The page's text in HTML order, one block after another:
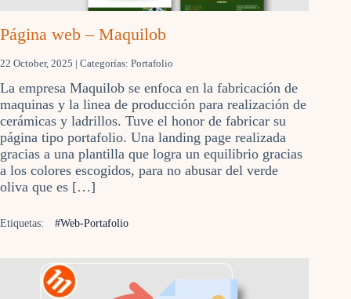
Página web – Maquilob
22 October, 2025 | Categorías: Portafolio
La empresa Maquilob se enfoca en la fabricación de
maquinas y la linea de producción para realización de
cerámicas y ladrillos. Tuve el honor de fabricar su
página tipo portafolio. Una landing page realizada
gracias a una plantilla que logra un equilibrio gracias
a los colores escogidos, para no abusar del verde
oliva que es […]
Etiquetas: #Web-Portafolio